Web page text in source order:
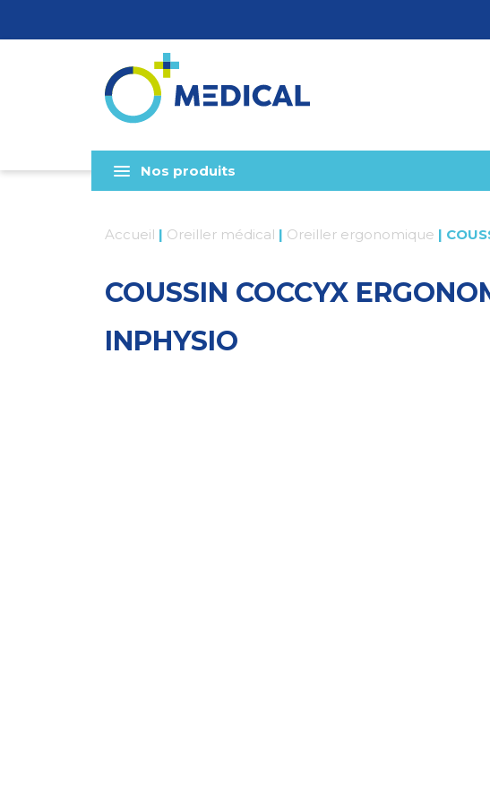
Nos produits
Accueil | Oreiller médical | Oreiller ergonomique |
COUSSIN COCCYX
INPHYSIO